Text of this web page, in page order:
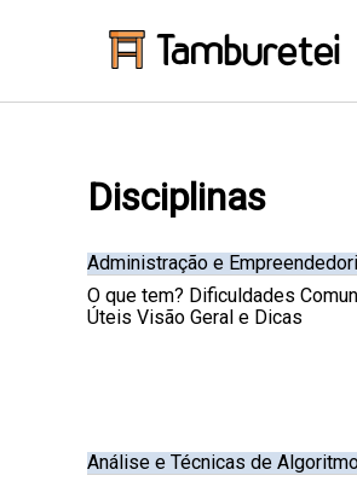
Tamburetei
Disciplinas
Administração e
O que tem? Dificuldades
Úteis Visão Geral e Dicas
Análise e Técnicas de